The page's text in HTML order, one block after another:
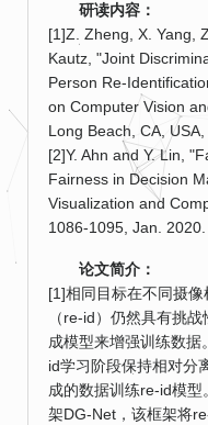
研读内容：
[1]Z. Zheng, X. Yang,
Kautz, "Joint
Person Re-
on Computer Vision
Long Beach, CA,
[2]Y. Ahn and Y. Lin,
Fairness in Decision
Visualization and
1086-1095, Jan. 2020.
论文简介：
[1]相同目标在不同摄
（re-id）仍然具有挑
成模型来增强训练数
id学习阶段保持相对分
成的数据训练re-id模
架DG-Net，该框架将